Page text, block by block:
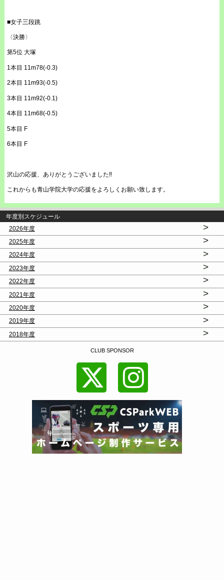
■女子三段跳
〈決勝〉
第5位 大塚
1本目 11m78(-0.3)
2本目 11m93(-0.5)
3本目 11m92(-0.1)
4本目 11m68(-0.5)
5本目 F
6本目 F
沢山の応援、ありがとうございました‼︎
これからも青山学院大学の応援をよろしくお願い致します。
年度別スケジュール
2026年度
>
2025年度 >
2024年度 >
2023年度 >
2022年度 >
2021年度 >
2020年度 >
2019年度 >
2018年度 >
CLUB SPONSOR